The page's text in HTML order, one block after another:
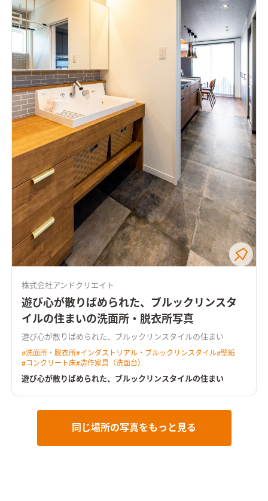
株式会社アンドクリエイト
遊び心が散りばめられた、ブルックリンスタ
イルの住まいの洗面所・脱衣所写真
遊び心が散りばめられた、ブルックリンスタイルの住まい
#洗面所・脱衣所#インダストリアル・ブルックリンスタイル#壁紙
#コンクリート床#造作家具（洗面台）
遊び心が散りばめられた、ブルックリンスタイルの住まい
同じ場所の写真をもっと見る